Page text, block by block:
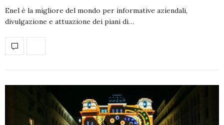
Enel è la migliore del mondo per informative aziendali,
divulgazione e attuazione dei piani di…